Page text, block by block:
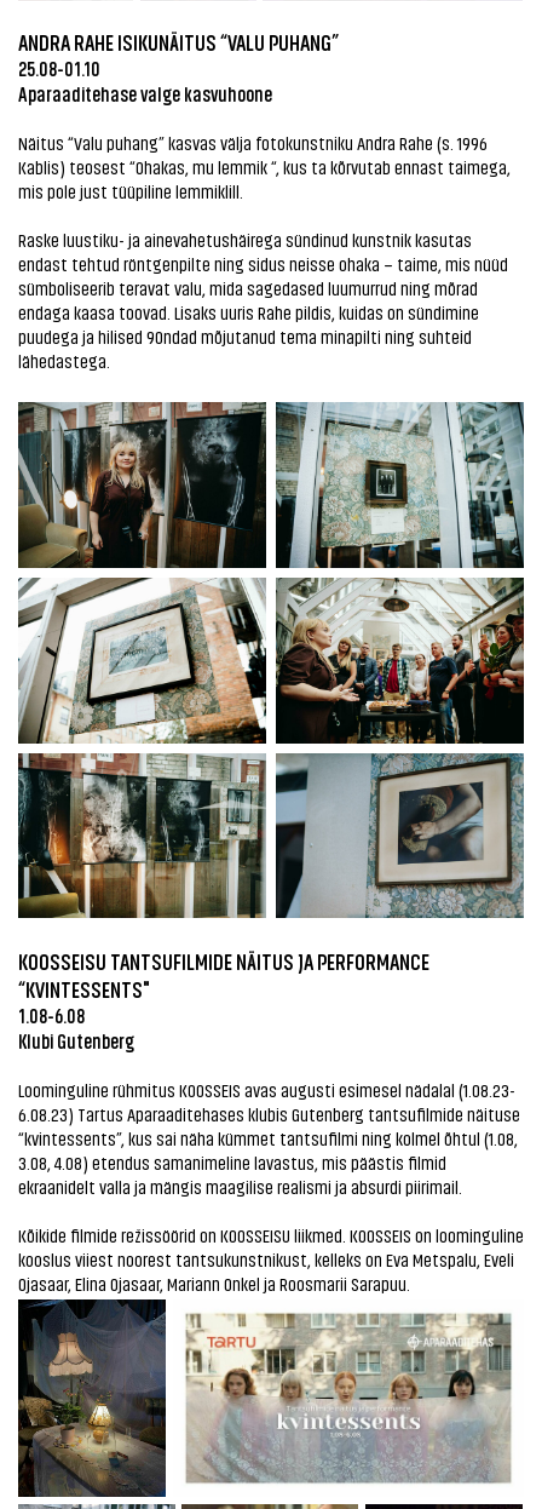
ANDRA RAHE ISIKUNÄITUS “VALU PUHANG”
25.08-01.10
Aparaaditehase valge kasvuhoone
Näitus “Valu puhang” kasvas välja fotokunstniku Andra Rahe (s. 1996
Kablis) teosest “Ohakas, mu lemmik “, kus ta kõrvutab ennast taimega,
mis pole just tüüpiline lemmiklill.
Raske luustiku- ja ainevahetushäirega sündinud kunstnik kasutas
endast tehtud röntgenpilte ning sidus neisse ohaka – taime, mis nüüd
sümboliseerib teravat valu, mida sagedased luumurrud ning mõrad
endaga kaasa toovad. Lisaks uuris Rahe pildis, kuidas on sündimine
puudega ja hilised 90ndad mõjutanud tema minapilti ning suhteid
lähedastega.
KOOSSEISU TANTSUFILMIDE NÄITUS JA PERFORMANCE
“KVINTESSENTS"
1.08-6.08
Klubi Gutenberg
Loominguline rühmitus KOOSSEIS avas augusti esimesel nädalal (1.08.23-
6.08.23) Tartus Aparaaditehases klubis Gutenberg tantsufilmide näituse
“kvintessents”, kus sai näha kümmet tantsufilmi ning kolmel õhtul (1.08,
3.08, 4.08) etendus samanimeline lavastus, mis päästis filmid
ekraanidelt valla ja mängis maagilise realismi ja absurdi piirimail.
Kõikide filmide režissöörid on KOOSSEISU liikmed. KOOSSEIS on loominguline
kooslus viiest noorest tantsukunstnikust, kelleks on Eva Metspalu, Eveli
Ojasaar, Elina Ojasaar, Mariann Onkel ja Roosmarii Sarapuu.